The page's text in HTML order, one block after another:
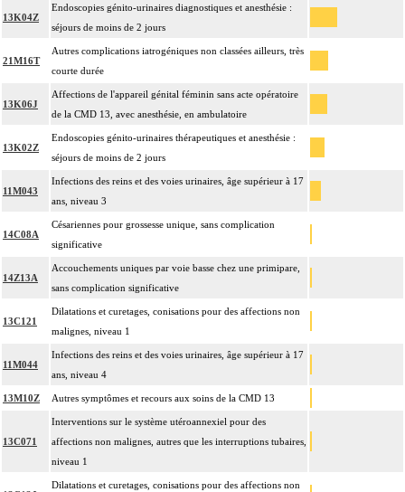
13K04Z
Endoscopies génito-urinaires diagnostiques et anesthésie :
séjours de moins de 2 jours
21M16T
Autres complications iatrogéniques non classées ailleurs, très
courte durée
13K06J
Affections de l'appareil génital féminin sans acte opératoire
de la CMD 13, avec anesthésie, en ambulatoire
13K02Z
Endoscopies génito-urinaires thérapeutiques et anesthésie :
séjours de moins de 2 jours
11M043
Infections des reins et des voies urinaires, âge supérieur à 17
ans, niveau 3
14C08A
Césariennes pour grossesse unique, sans complication
significative
14Z13A
Accouchements uniques par voie basse chez une primipare,
sans complication significative
13C121
Dilatations et curetages, conisations pour des affections non
malignes, niveau 1
11M044
Infections des reins et des voies urinaires, âge supérieur à 17
ans, niveau 4
13M10Z Autres symptômes et recours aux soins de la CMD 13
13C071
Interventions sur le système utéroannexiel pour des
affections non malignes, autres que les interruptions tubaires,
niveau 1
Dilatations et curetages, conisations pour des affections non